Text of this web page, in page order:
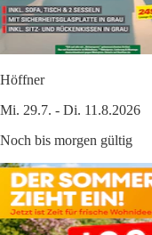
Höffner
Mi. 29.7. - Di. 11.8.2026
Noch bis morgen gültig